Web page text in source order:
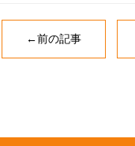
←前の記事